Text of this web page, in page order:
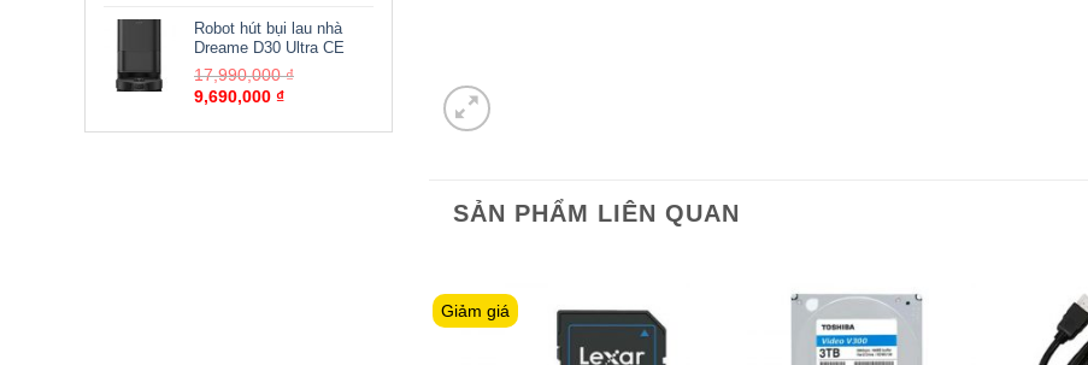
Robot hút bụi lau nhà
Dreame D30 Ultra CE
17,990,000₫
9,690,000 ₫
SẢN PHẨM LIÊN QUAN
Giảm giá